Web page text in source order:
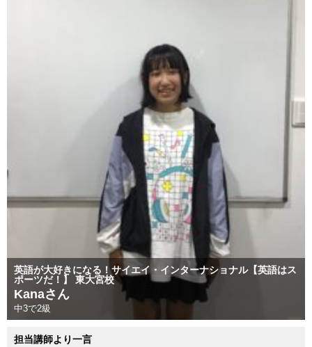
英語が大好きになる！サイエイ・インターナショナル【英語はス
ポーツだ！】 東大宮校
Kanaさん
中3で2級
担当講師より一言